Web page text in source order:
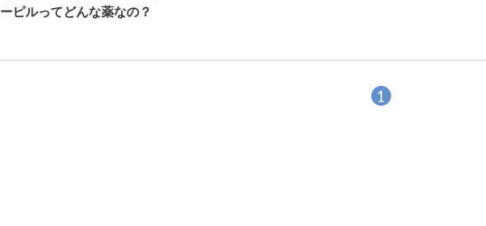
ーピルってどんな薬なの？
1